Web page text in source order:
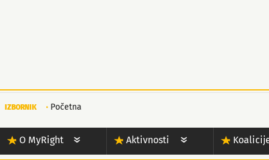
IZBORNIK Početna
O MyRight Aktivnosti